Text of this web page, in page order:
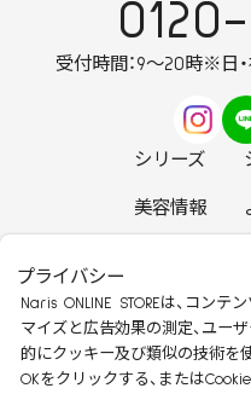
受付時間：9～20時※日・
シリーズ
美容情報
安心して安全に
プライバシー
Naris ONLINE STOREは、コンテ
マイズと広告効果の測定、ユー
的にクッキー及び類似の技術を
OKをクリックする、または